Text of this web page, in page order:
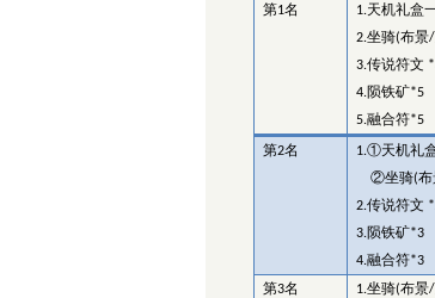
第1名 1.天机礼盒
2.坐骑(布景/
3.传说符文
4.陨铁矿*5
5.融合符*5
第2名 1.①天机礼
②坐骑(
2.传说符文
3.陨铁矿*3
4.融合符*3
第3名 1.坐骑(布景/